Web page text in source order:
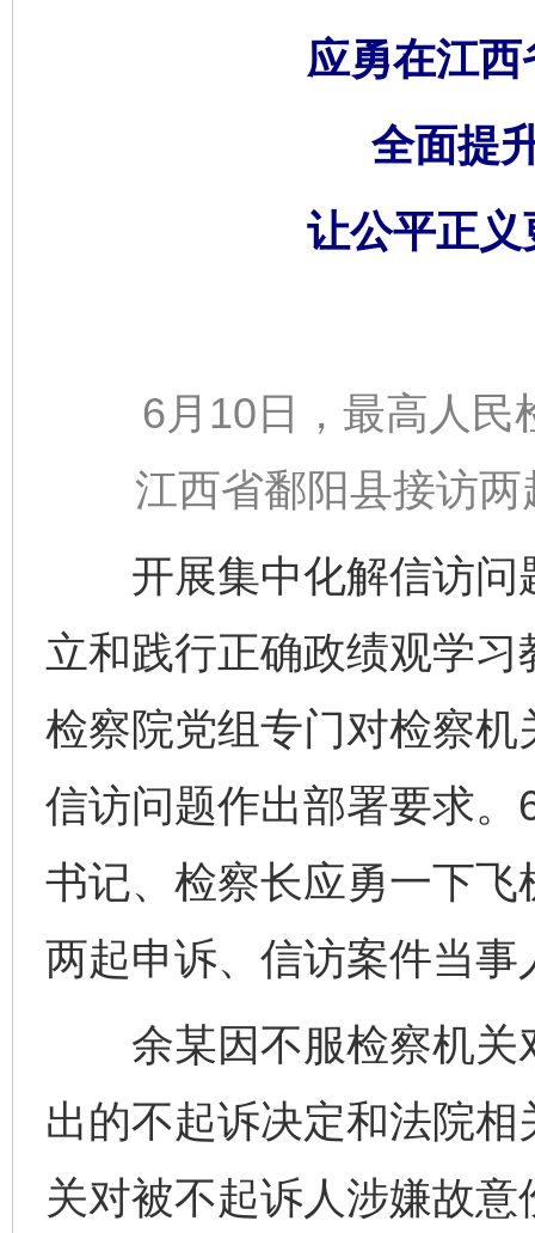
应勇在江
全面提
让公平正
6月10日，最高人民
江西省鄱阳县接访
开展集中化解信访问
立和践行正确政绩观学
检察院党组专门对检察
信访问题作出部署要求
书记、检察长应勇一下
两起申诉、信访案件当事
余某因不服检察机关
出的不起诉决定和法院
关对被不起诉人涉嫌故